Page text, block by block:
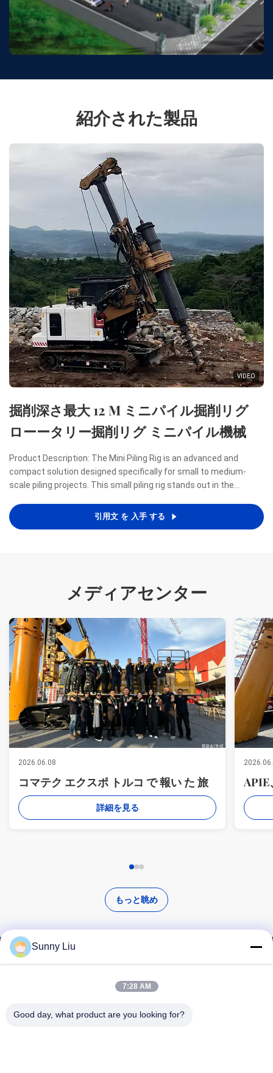
紹介された製品
VIDEO
掘削深さ最大 12 M ミニパイル掘削リグ
ローータリー掘削リグ ミニパイル機械
Product Description: The Mini Piling Rig is an advanced and
compact solution designed specifically for small to medium-
scale piling projects. This small piling rig stands out in the
power, efficiency, and portability, making it an ideal ...
引用文 を 入手 する
メディアセンター
2026.06.08
コマテク エクスポ トルコ で 報い た 旅
詳細を見る
APIE
もっと眺め
高品質な製品を探す
Sunny Liu
7:28 AM
Good day, what product are you looking for?